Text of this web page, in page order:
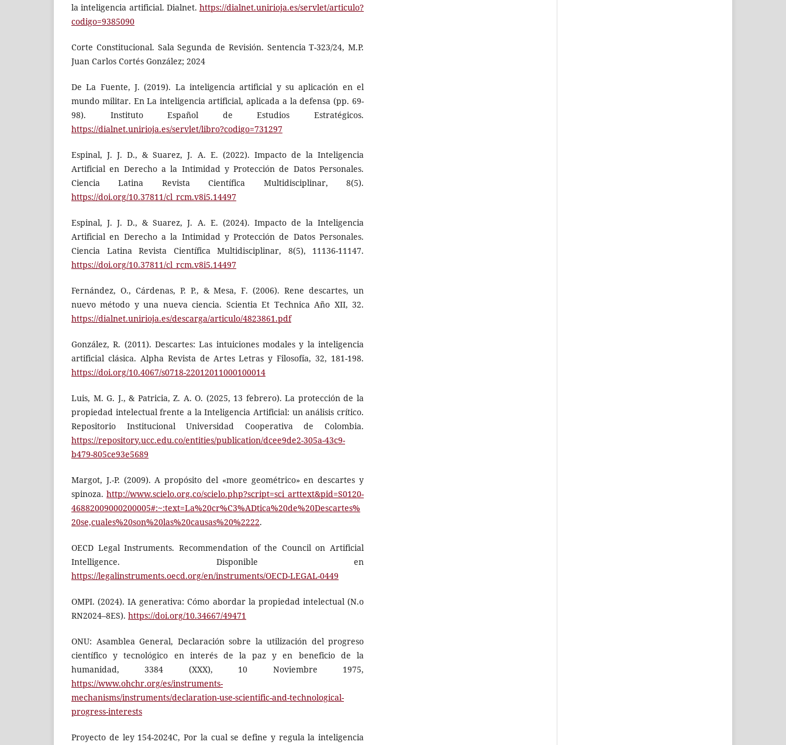
la inteligencia artificial. Dialnet. https://dialnet.unirioja.es/servlet/articulo?
codigo=9385090
Corte Constitucional. Sala Segunda de Revisión. Sentencia T-323/24, M.P.
Juan Carlos Cortés González; 2024
De La Fuente, J. (2019). La inteligencia artificial y su aplicación en el
mundo militar. En La inteligencia artificial, aplicada a la defensa (pp. 69-
98). Instituto Español de Estudios Estratégicos.
https://dialnet.unirioja.es/servlet/libro?codigo=731297
Espinal, J. J. D., & Suarez, J. A. E. (2022). Impacto de la Inteligencia
Artificial en Derecho a la Intimidad y Protección de Datos Personales.
Ciencia Latina Revista Científica Multidisciplinar, 8(5).
https://doi.org/10.37811/cl_rcm.v8i5.14497
Espinal, J. J. D., & Suarez, J. A. E. (2024). Impacto de la Inteligencia
Artificial en Derecho a la Intimidad y Protección de Datos Personales.
Ciencia Latina Revista Científica Multidisciplinar, 8(5), 11136-11147.
https://doi.org/10.37811/cl_rcm.v8i5.14497
Fernández, O., Cárdenas, P. P., & Mesa, F. (2006). Rene descartes, un
nuevo método y una nueva ciencia. Scientia Et Technica Año XII, 32.
https://dialnet.unirioja.es/descarga/articulo/4823861.pdf
González, R. (2011). Descartes: Las intuiciones modales y la inteligencia
artificial clásica. Alpha Revista de Artes Letras y Filosofía, 32, 181-198.
https://doi.org/10.4067/s0718-22012011000100014
Luis, M. G. J., & Patricia, Z. A. O. (2025, 13 febrero). La protección de la
propiedad intelectual frente a la Inteligencia Artificial: un análisis crítico.
Repositorio Institucional Universidad Cooperativa de Colombia.
https://repository.ucc.edu.co/entities/publication/dcee9de2-305a-43c9-
b479-805ce93e5689
Margot, J.-P. (2009). A propósito del «more geométrico» en descartes y
spinoza. http://www.scielo.org.co/scielo.php?script=sci_arttext&pid=S0120-
46882009000200005#:~:text=La%20cr%C3%ADtica%20de%20Descartes%
20se,cuales%20son%20las%20causas%20%2222.
OECD Legal Instruments. Recommendation of the Council on Artificial
Intelligence. Disponible en
https://legalinstruments.oecd.org/en/instruments/OECD-LEGAL-0449
OMPI. (2024). IA generativa: Cómo abordar la propiedad intelectual (N.o
RN2024–8ES). https://doi.org/10.34667/49471
ONU: Asamblea General, Declaración sobre la utilización del progreso
científico y tecnológico en interés de la paz y en beneficio de la
humanidad, 3384 (XXX), 10 Noviembre 1975,
https://www.ohchr.org/es/instruments-
mechanisms/instruments/declaration-use-scientific-and-technological-
progress-interests
Proyecto de ley 154-2024C, Por la cual se define y regula la inteligencia